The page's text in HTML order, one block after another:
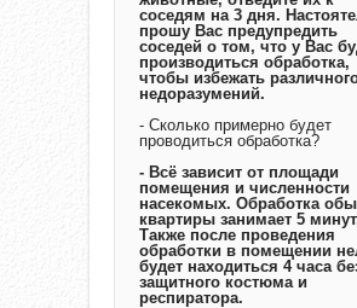
соседям на 3 дня.
прошу Вас предупредить
соседей о том, что у Вас
производиться обработка,
чтобы избежать
недоразумений.
- Сколько примерно будет
проводиться обработка?
- Всё зависит от площади
помещения и численности
насекомых. Обработка
квартиры занимает 5
Также после проведения
обработки в помещении
будет находиться 4 часа
защитного костюма и
респиратора.